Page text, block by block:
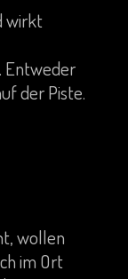
wirkt
Entweder
der Piste.
wollen
im Ort